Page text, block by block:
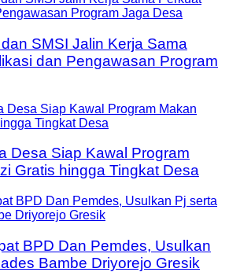
SMSI Jalin Kerja Sama
dan Pengawasan Program
Desa Siap Kawal Program
Gratis hingga Tingkat Desa
BPD Dan Pemdes, Usulkan
Bambe Driyorejo Gresik